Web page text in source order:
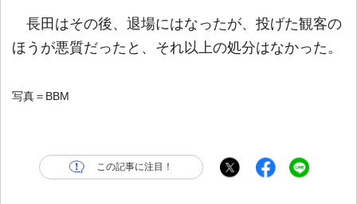
長田はその後、退場にはなったが、投げた観客の
ほうが悪質だったと、それ以上の処分はなかった。
写真＝BBM
この記事に注目！